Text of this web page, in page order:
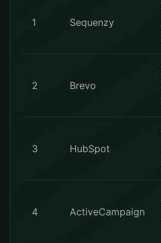
1 Sequenzy
2 Brevo
3 HubSpot
4 ActiveCampaign